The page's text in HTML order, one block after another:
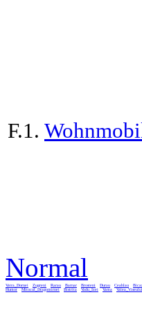
F.1.
Normal
Vatra_Dornei Zugreni Rarau Barnar Brosteni Durau Ceahlau
Humor
Mitocul_Dragomirnei Bistrita Vadu_Izei Vama Valea_Viseului